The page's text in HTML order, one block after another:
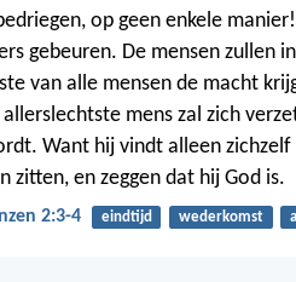
op geen enkele
gebeuren. De mensen zullen
van alle mensen de macht
mens zal zich
Want hij vindt alleen
zitten, en zeggen dat hij God is.
2:3-4 eindtijd wederkomst